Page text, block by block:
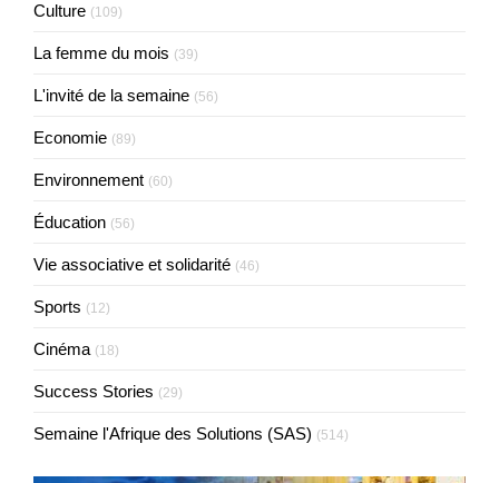
Culture (109)
La femme du mois (39)
L'invité de la semaine (56)
Economie (89)
Environnement (60)
Éducation (56)
Vie associative et solidarité (46)
Sports (12)
Cinéma (18)
Success Stories (29)
Semaine l'Afrique des Solutions (SAS) (514)